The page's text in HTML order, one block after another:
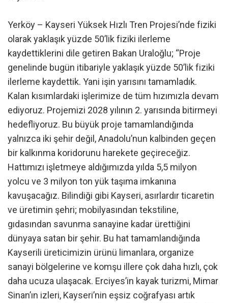
Yerköy – Kayseri Yüksek Hızlı Tren Projesi’nde fiziki
olarak yaklaşık yüzde 50’lik fiziki ilerleme
kaydettiklerini dile getiren Bakan Uraloğlu; “Proje
genelinde bugün itibariyle yaklaşık yüzde 50’lik fiziki
ilerleme kaydettik. Yani işin yarısını tamamladık.
Kalan kısımlardaki işlerimize de tüm hızımızla devam
ediyoruz. Projemizi 2028 yılının 2. yarısında bitirmeyi
hedefliyoruz. Bu büyük proje tamamlandığında
yalnızca iki şehir değil, Anadolu’nun kalbinden geçen
bir kalkınma koridorunu harekete geçireceğiz.
Hattımızı işletmeye aldığımızda yılda 5,5 milyon
yolcu ve 3 milyon ton yük taşıma imkanına
kavuşacağız. Bilindiği gibi Kayseri, asırlardır ticaretin
ve üretimin şehri; mobilyasından tekstiline,
gıdasından savunma sanayine kadar ürettiğini
dünyaya satan bir şehir. Bu hat tamamlandığında
Kayserili üreticimizin ürünü limanlara, organize
sanayi bölgelerine ve komşu illere çok daha hızlı, çok
daha ucuza ulaşacak. Erciyes’in kayak turizmi, Mimar
Sinan’ın izleri, Kayseri’nin eşsiz coğrafyası artık